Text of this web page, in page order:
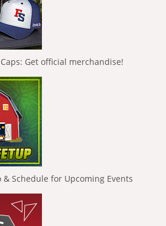
Get official merchandise!
Schedule for Upcoming Events